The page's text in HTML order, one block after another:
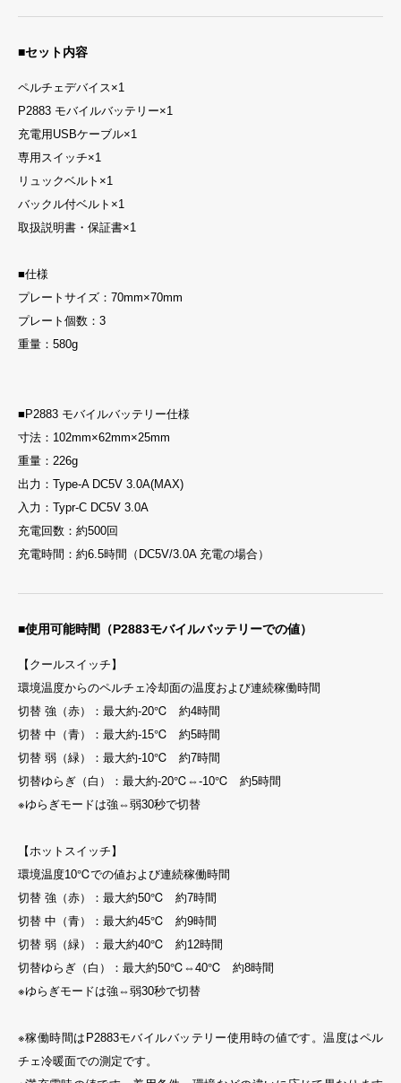
■セット内容
ペルチェデバイス×1
P2883 モバイルバッテリー×1
充電用USBケーブル×1
専用スイッチ×1
リュックベルト×1
バックル付ベルト×1
取扱説明書・保証書×1
■仕様
プレートサイズ：70mm×70mm
プレート個数：3
重量：580g
■P2883 モバイルバッテリー仕様
寸法：102mm×62mm×25mm
重量：226g
出力：Type-A DC5V 3.0A(MAX)
入力：Typr-C DC5V 3.0A
充電回数：約500回
充電時間：約6.5時間（DC5V/3.0A 充電の場合）
■使用可能時間（P2883モバイルバッテリーでの値）
【クールスイッチ】
環境温度からのペルチェ冷却面の温度および連続稼働時間
切替 強（赤）：最大約-20℃ 約4時間
切替 中（青）：最大約-15℃ 約5時間
切替 弱（緑）：最大約-10℃ 約7時間
切替ゆらぎ（白）：最大約-20℃⇔-10℃ 約5時間
※ゆらぎモードは強⇔弱30秒で切替
【ホットスイッチ】
環境温度10℃での値および連続稼働時間
切替 強（赤）：最大約50℃ 約7時間
切替 中（青）：最大約45℃ 約9時間
切替 弱（緑）：最大約40℃ 約12時間
切替ゆらぎ（白）：最大約50℃⇔40℃ 約8時間
※ゆらぎモードは強⇔弱30秒で切替
※稼働時間はP2883モバイルバッテリー使用時の値です。温度はペル
チェ冷暖面での測定です。